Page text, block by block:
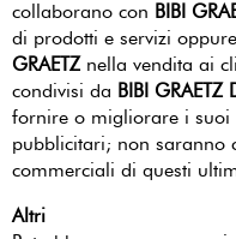
collaborano con BIBI
di prodotti e servizi
GRAETZ nella vendita ai
condivisi da BIBI GRAETZ
fornire o migliorare i suoi
pubblicitari; non saranno
commerciali di questi
Altri